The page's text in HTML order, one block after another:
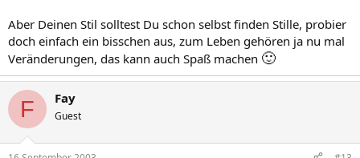
Aber Deinen Stil solltest Du schon selbst finden Stille, probier
doch einfach ein bisschen aus, zum Leben gehören ja nu mal
Veränderungen, das kann auch Spaß machen 🙂
F Fay
Guest